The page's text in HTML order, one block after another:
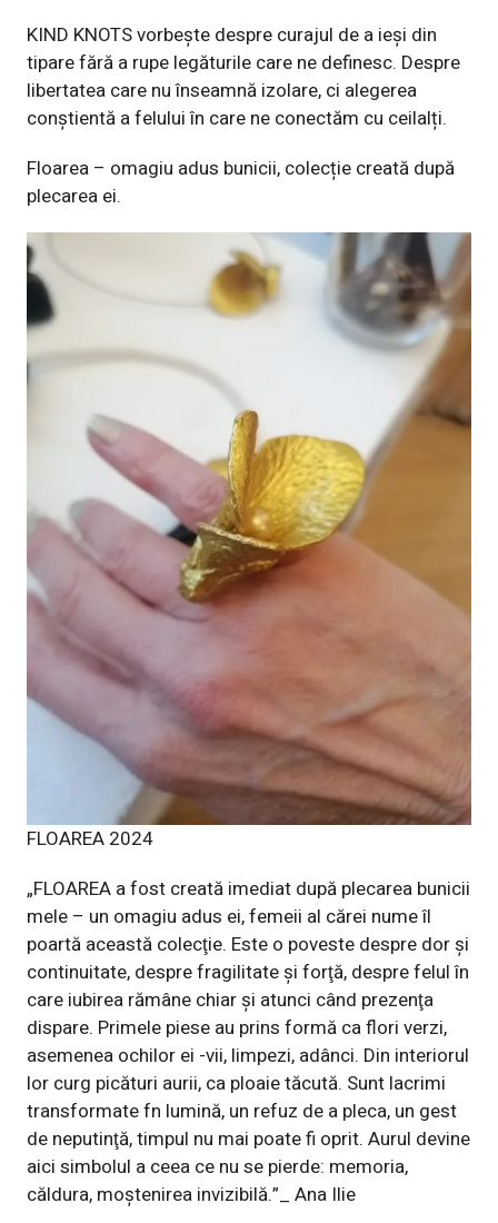
KIND KNOTS vorbește despre curajul de a ieși din
tipare fără a rupe legăturile care ne definesc. Despre
libertatea care nu înseamnă izolare, ci alegerea
conștientă a felului în care ne conectăm cu ceilalți.
Floarea – omagiu adus bunicii, colecție creată după
plecarea ei.
FLOAREA 2024
„FLOAREA a fost creată imediat după plecarea bunicii
mele – un omagiu adus ei, femeii al cărei nume îl
poartă această colecţie. Este o poveste despre dor și
continuitate, despre fragilitate și forţă, despre felul în
care iubirea rămâne chiar şi atunci când prezenţa
dispare. Primele piese au prins formă ca flori verzi,
asemenea ochilor ei -vii, limpezi, adânci. Din interiorul
lor curg picături aurii, ca ploaie tăcută. Sunt lacrimi
transformate fn lumină, un refuz de a pleca, un gest
de neputinţă, timpul nu mai poate fi oprit. Aurul devine
aici simbolul a ceea ce nu se pierde: memoria,
căldura, moștenirea invizibilă.”_ Ana Ilie